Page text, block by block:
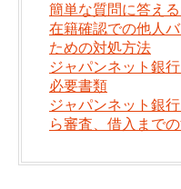
簡単な質問に答え
在籍確認での他人
ための対処方法
ジャパンネット銀
必要書類
ジャパンネット銀
ら審査、借入まで